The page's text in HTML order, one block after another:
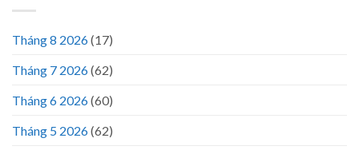
Tháng 8 2026(17)
Tháng 7 2026(62)
Tháng 6 2026(60)
Tháng 5 2026(62)